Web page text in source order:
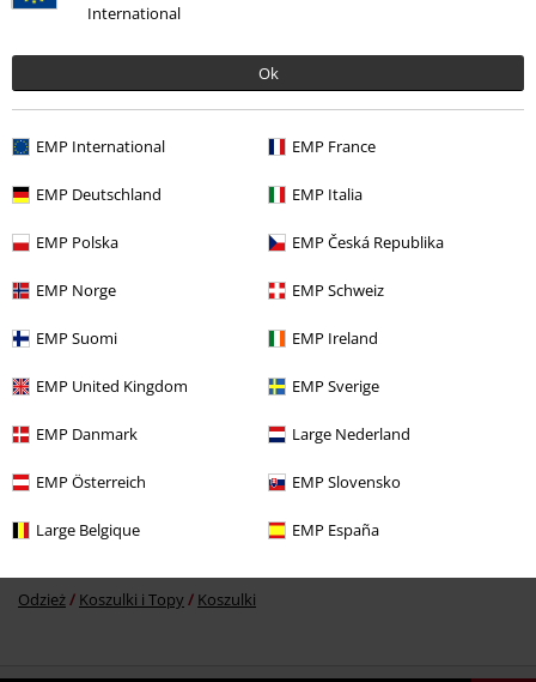
International
Ok
EMP International EMP France
EMP Deutschland EMP Italia
EMP Polska EMP Česká Republika
EMP Norge EMP Schweiz
EMP Suomi EMP Ireland
EMP United Kingdom EMP Sverige
EMP Danmark Large Nederland
EMP Österreich EMP Slovensko
Large Belgique EMP España
Ostatnia wizyta
RCDod
Odzież Koszulki i Topy Koszulki